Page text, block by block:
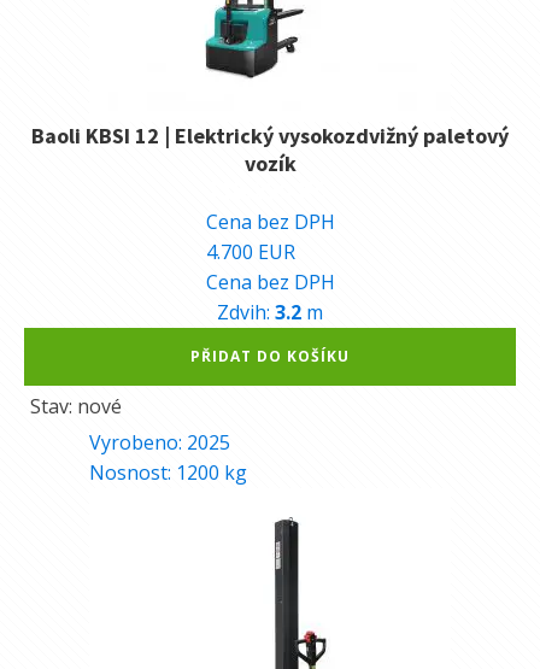
Baoli KBSI 12 | Elektrický vysokozdvižný paletový
vozík
Cena bez DPH
4.700 EUR
Cena bez DPH
Zdvih: 3.2 m
PŘIDAT DO KOŠÍKU
Stav: nové
Vyrobeno: 2025
Nosnost: 1200 kg